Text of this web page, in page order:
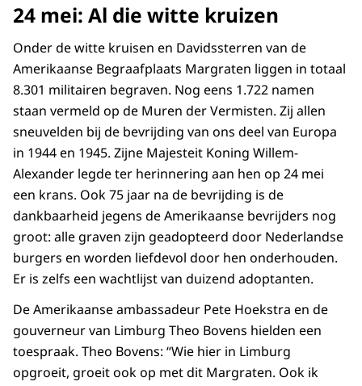
24 mei: Al die witte kruizen
Onder de witte kruisen en Davidssterren van de
Amerikaanse Begraafplaats Margraten liggen in totaal
8.301 militairen begraven. Nog eens 1.722 namen
staan vermeld op de Muren der Vermisten. Zij allen
sneuvelden bij de bevrijding van ons deel van Europa
in 1944 en 1945. Zijne Majesteit Koning Willem-
Alexander legde ter herinnering aan hen op 24 mei
een krans. Ook 75 jaar na de bevrijding is de
dankbaarheid jegens de Amerikaanse bevrijders nog
groot: alle graven zijn geadopteerd door Nederlandse
burgers en worden liefdevol door hen onderhouden.
Er is zelfs een wachtlijst van duizend adoptanten.
De Amerikaanse ambassadeur Pete Hoekstra en de
gouverneur van Limburg Theo Bovens hielden een
toespraak. Theo Bovens: “Wie hier in Limburg
opgroeit, groeit ook op met dit Margraten. Ook ik